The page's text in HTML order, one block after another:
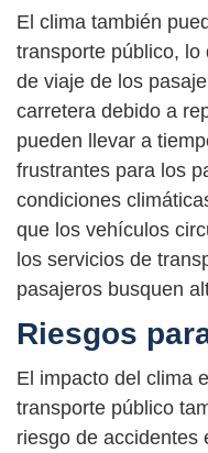
El clima también
transporte público,
de viaje de los
carretera debido a
pueden llevar a
frustrantes para los
condiciones
que los vehículos
los servicios de
pasajeros busquen
Riesgos
El impacto del clima
transporte público
riesgo de accidentes